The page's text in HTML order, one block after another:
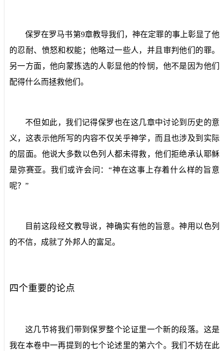
保罗在罗马书第9章教导我们，神在定罪的事上彰显了他
的忍耐、愤怒和权能；他略过一些人，并且审判他们的罪。
另一方面，他向蒙拣选的人彰显他的怜悯，他不是因为他们
配得什么而拯救他们。
不但如此，我们记得保罗也在这几章中讨论到历史的意
义，这表示他所写的内容不仅关乎神学，而且也涉及到实际
的层面。他说大多数以色列人都未得救，他们拒绝承认耶稣
是弥赛亚。我们或许会问：“神在这事上存着什么样的旨意
呢？”
目前这段经文教导说，神确实有他的旨意。神用以色列
的不信，成就了外邦人的富足。
四个重要的论点
这几节将我们带到保罗整个论证里一个新的段落。这是
我在本卷中一再提到的七个论述里的第六个。我们不妨在此